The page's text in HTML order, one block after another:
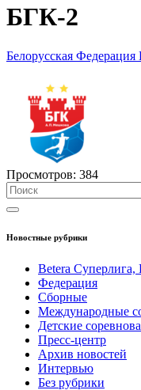
БГК-2
Белорусская Федерация
Просмотров: 384
Новостные рубрики
Betera Суперлига,
Федерация
Сборные
Международные
Детские
Пресс-центр
Архив новостей
Интервью
Без рубрики